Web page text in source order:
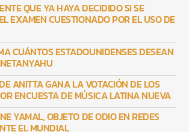
QUE YA HAYA DECIDIDO SI SE
EXAMEN CUESTIONADO POR EL USO DE
CUÁNTOS ESTADOUNIDENSES DESEAN
ANITTA GANA LA VOTACIÓN DE LOS
ENCUESTA DE MÚSICA LATINA NUEVA
YAMAL, OBJETO DE ODIO EN REDES
EL MUNDIAL